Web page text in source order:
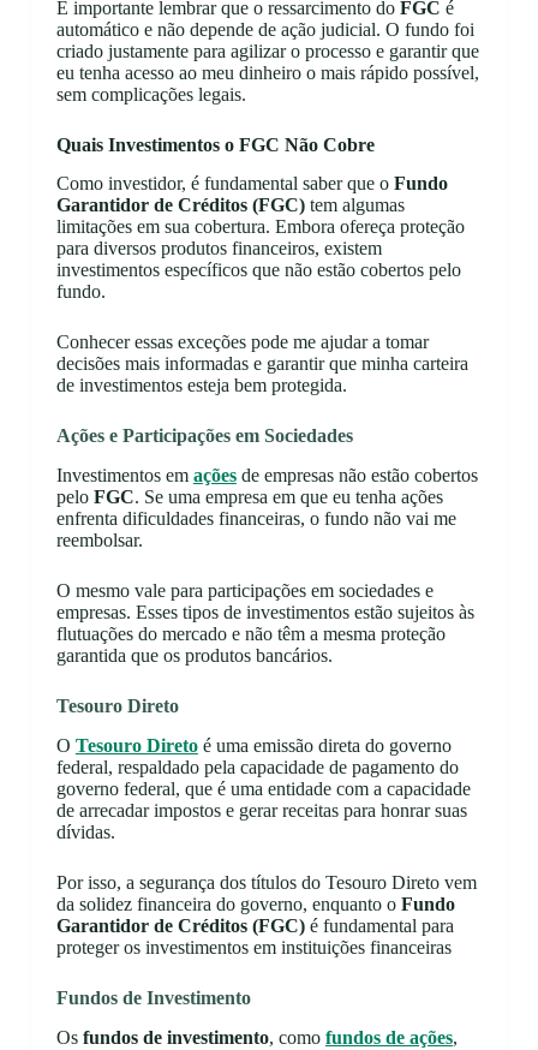
É importante lembrar que o ressarcimento do FGC é
automático e não depende de ação judicial. O fundo foi
criado justamente para agilizar o processo e garantir que
eu tenha acesso ao meu dinheiro o mais rápido possível,
sem complicações legais.
Quais Investimentos o FGC Não Cobre
Como investidor, é fundamental saber que o Fundo
Garantidor de Créditos (FGC)tem algumas
limitações em sua cobertura. Embora ofereça proteção
para diversos produtos financeiros, existem
investimentos específicos que não estão cobertos pelo
fundo.
Conhecer essas exceções pode me ajudar a tomar
decisões mais informadas e garantir que minha carteira
de investimentos esteja bem protegida.
Ações e Participações em Sociedades
Investimentos em açõesde empresas não estão cobertos
pelo FGC. Se uma empresa em que eu tenha ações
enfrenta dificuldades financeiras, o fundo não vai me
reembolsar.
O mesmo vale para participações em sociedades e
empresas. Esses tipos de investimentos estão sujeitos às
flutuações do mercado e não têm a mesma proteção
garantida que os produtos bancários.
Tesouro Direto
O Tesouro Diretoé uma emissão direta do governo
federal, respaldado pela capacidade de pagamento do
governo federal, que é uma entidade com a capacidade
de arrecadar impostos e gerar receitas para honrar suas
dívidas.
Por isso, a segurança dos títulos do Tesouro Direto vem
da solidez financeira do governo, enquanto o Fundo
Garantidor de Créditos (FGC)é fundamental para
proteger os investimentos em instituições financeiras
Fundos de Investimento
Os fundos de investimento, como fundos de ações,